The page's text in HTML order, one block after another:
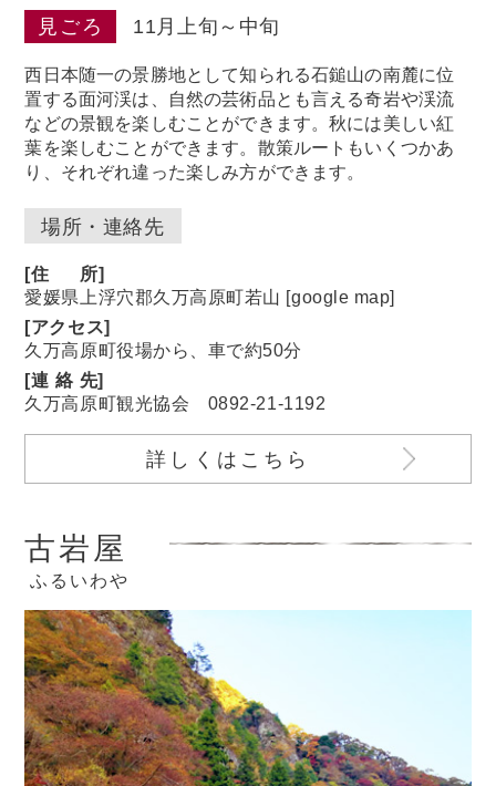
見ごろ 11月上旬～中旬
西日本随一の景勝地として知られる石鎚山の南麓に位
置する面河渓は、自然の芸術品とも言える奇岩や渓流
などの景観を楽しむことができます。秋には美しい紅
葉を楽しむことができます。散策ルートもいくつかあ
り、それぞれ違った楽しみ方ができます。
場所・連絡先
[住
所]
愛媛県上浮穴郡久万高原町若山 [google map]
[アクセス]
久万高原町役場から、車で約50分
[連絡 先]
久万高原町観光協会 0892-21-1192
詳しくはこちら
古岩屋
ふるいわや